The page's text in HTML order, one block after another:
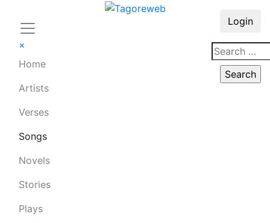
×
Home
Artists
Verses
Songs
Novels
Stories
Plays
Login